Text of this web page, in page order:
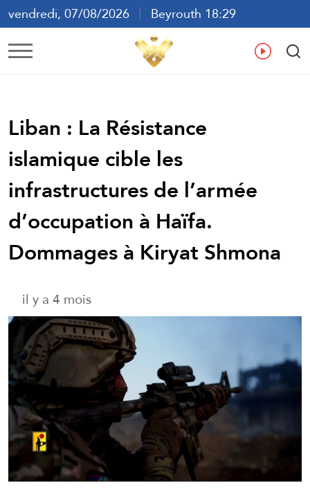
vendredi, 07/08/2026
Beyrouth 18:29
ع
Liban : La Résistance
islamique cible les
infrastructures de l’armée
d’occupation à Haïfa.
Dommages à Kiryat Shmona
il y a 4 mois